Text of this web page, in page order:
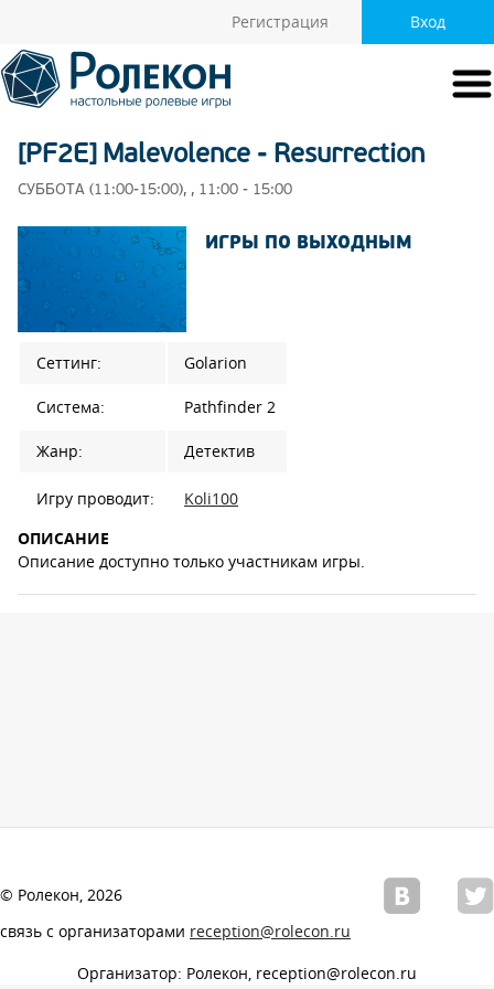
Вход
Регистрация
[PF2E] Malevolence - Resurrection
СУББОТА (11:00-15:00), , 11:00 - 15:00
ИГРЫ ПО ВЫХОДНЫМ
Сеттинг: Golarion
Система: Pathfinder 2
Жанр: Детектив
Игру проводит: Koli100
ОПИСАНИЕ
Описание доступно только участникам игры.
© Ролекон, 2026
связь с организаторами reception@rolecon.ru
Организатор: Ролекон, reception@rolecon.ru